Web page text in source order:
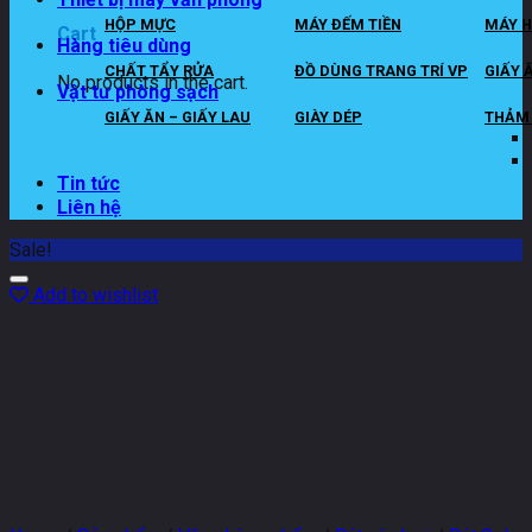
Cart
No products in the cart.
HỘP MỰC MÁY ĐẾM TIỀN MÁY
Hàng tiêu dùng
CHẤT TẨY RỬA ĐỒ DÙNG TRANG TRÍ VP GIẤY
Vật tư phòng sạch
GIẤY ĂN – GIẤY LAU GIÀY DÉP THẢM
Tin tức
Liên hệ
Sale!
Add to wishlist